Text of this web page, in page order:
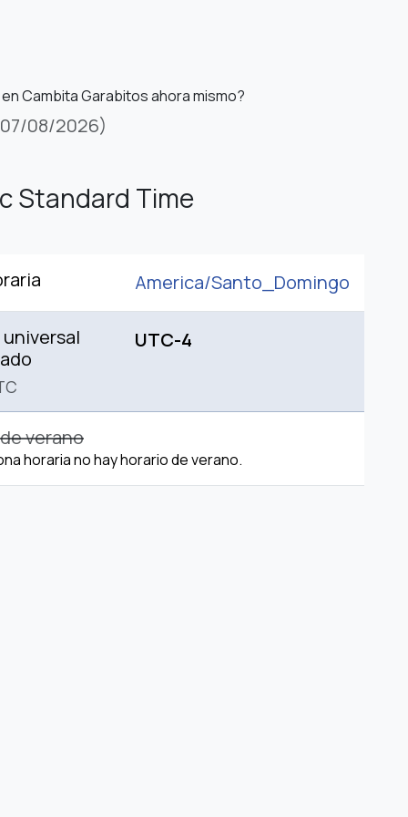
Cambita Garabitos ahora mismo?
08/2026)
Standard Time
America/Santo_Domingo
UTC-4
verano
horaria no hay horario de verano.